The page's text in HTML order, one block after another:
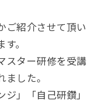
ご紹介させて頂い
。
スター研修を受講
した。
」「自己研鑽」